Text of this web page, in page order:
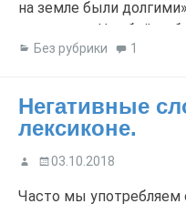
на земле были
заповедь: «Не убий»,
Бога, а то, что дано
Без рубрики 1
Негативные
лексиконе.
03.10.2018
Часто мы употребляем